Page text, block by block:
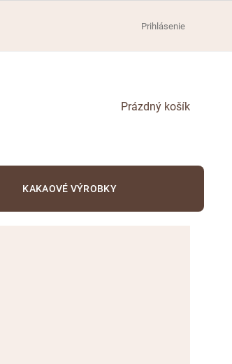
Prihlásenie
NÁKUPNÝ
KAKAOVÉ VÝROBKY